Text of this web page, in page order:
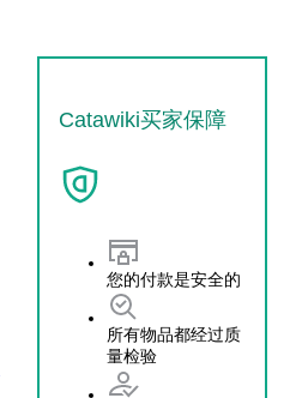
Catawiki买家保障
您的付款是安全的
所有物品都经过质
量检验